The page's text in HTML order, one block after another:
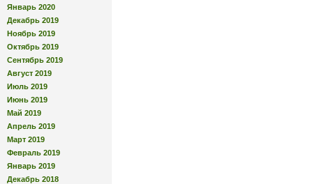
Январь 2020
Декабрь 2019
Ноябрь 2019
Октябрь 2019
Сентябрь 2019
Август 2019
Июль 2019
Июнь 2019
Май 2019
Апрель 2019
Март 2019
Февраль 2019
Январь 2019
Декабрь 2018